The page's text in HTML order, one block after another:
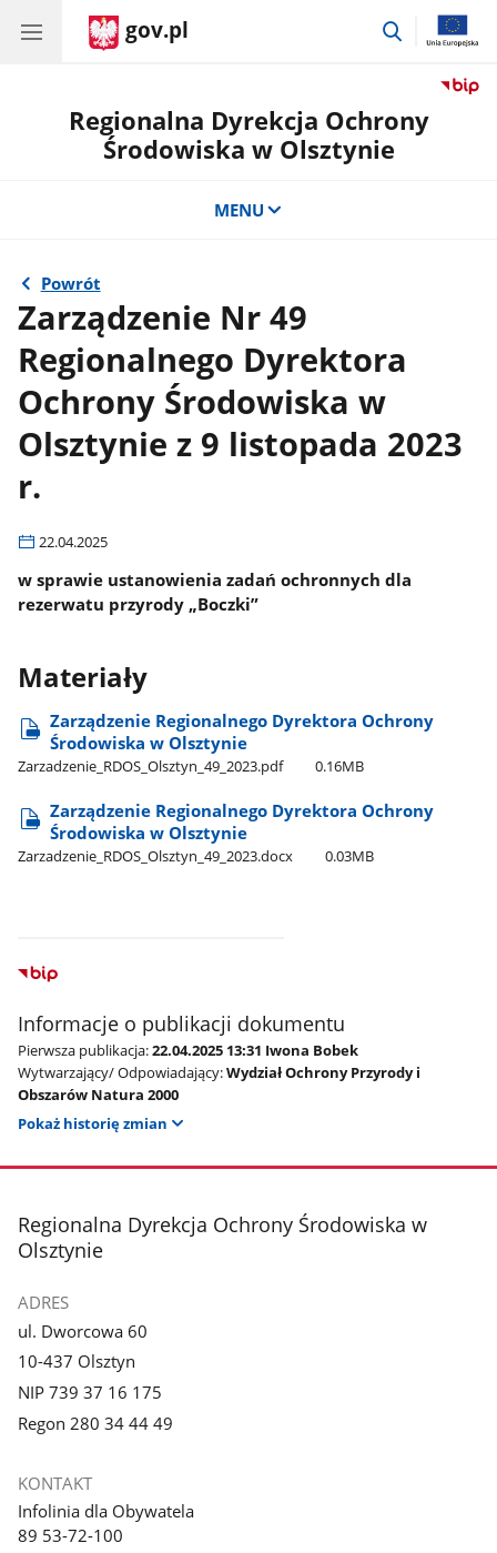
gov.pl
przejdź
Regionalna Dyrekcja Ochrony
Środowiska w Olsztynie
MENU
Powrót
Zarządzenie Nr 49
Regionalnego Dyrektora
Ochrony Środowiska w
Olsztynie z 9 listopada 2023
r.
22.04.2025
w sprawie ustanowienia zadań ochronnych dla
rezerwatu przyrody „Boczki”
Materiały
Zarządzenie Regionalnego Dyrektora Ochrony
Środowiska w Olsztynie
Zarzadzenie​_RDOS​_Olsztyn​_49​_2023.pdf 0.16MB
Zarządzenie Regionalnego Dyrektora Ochrony
Środowiska w Olsztynie
Zarzadzenie​_RDOS​_Olsztyn​_49​_2023.docx 0.03MB
Informacje o publikacji dokumentu
Pierwsza publikacja:22.04.2025 13:31 Iwona Bobek
Wytwarzający/ Odpowiadający:Wydział Ochrony Przyrody i
Obszarów Natura 2000
Pokaż historię zmian
stopka
Regionalna Dyrekcja Ochrony Środowiska w
Olsztynie
ADRES
ul. Dworcowa 60
10-437 Olsztyn
NIP 739 37 16 175
Regon 280 34 44 49
KONTAKT
Infolinia dla Obywatela
89 53-72-100